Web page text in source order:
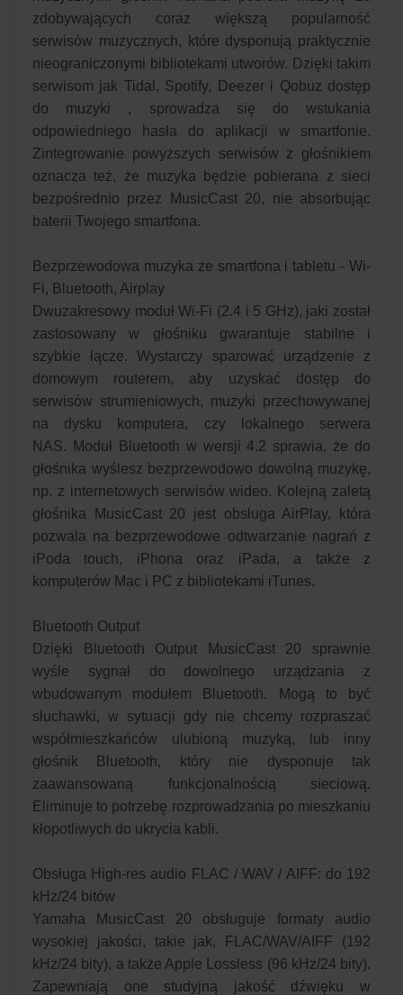
zdobywających coraz większą popularność
serwisów muzycznych, które dysponują praktycznie
nieograniczonymi bibliotekami utworów. Dzięki takim
serwisom jak Tidal, Spotify, Deezer i Qobuz dostęp
do muzyki , sprowadza się do wstukania
odpowiedniego hasła do aplikacji w smartfonie.
Zintegrowanie powyższych serwisów z głośnikiem
oznacza też, że muzyka będzie pobierana z sieci
bezpośrednio przez MusicCast 20, nie absorbując
baterii Twojego smartfona.
Bezprzewodowa muzyka ze smartfona i tabletu - Wi-
Fi, Bluetooth, Airplay
Dwuzakresowy moduł Wi-Fi (2.4 i 5 GHz), jaki został
zastosowany w głośniku gwarantuje stabilne i
szybkie łącze. Wystarczy sparować urządzenie z
domowym routerem, aby uzyskać dostęp do
serwisów strumieniowych, muzyki przechowywanej
na dysku komputera, czy lokalnego serwera
NAS. Moduł Bluetooth w wersji 4.2 sprawia, że do
głośnika wyślesz bezprzewodowo dowolną muzykę,
np. z internetowych serwisów wideo. Kolejną zaletą
głośnika MusicCast 20 jest obsługa AirPlay, która
pozwala na bezprzewodowe odtwarzanie nagrań z
iPoda touch, iPhona oraz iPada, a także z
komputerów Mac i PC z bibliotekami iTunes.
Bluetooth Output
Dzięki Bluetooth Output MusicCast 20 sprawnie
wyśle sygnał do dowolnego urządzania z
wbudowanym modułem Bluetooth. Mogą to być
słuchawki, w sytuacji gdy nie chcemy rozpraszać
współmieszkańców ulubioną muzyką, lub inny
głośnik Bluetooth, który nie dysponuje tak
zaawansowaną funkcjonalnością sieciową.
Eliminuje to potrzebę rozprowadzania po mieszkaniu
kłopotliwych do ukrycia kabli.
Obsługa High-res audio FLAC / WAV / AIFF: do 192
kHz/24 bitów
Yamaha MusicCast 20 obsługuje formaty audio
wysokiej jakości, takie jak, FLAC/WAV/AIFF (192
kHz/24 bity), a także Apple Lossless (96 kHz/24 bity).
Zapewniają one studyjną jakość dźwięku w